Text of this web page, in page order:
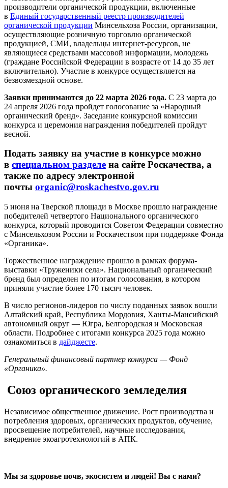
производители органической продукции, включенные
в Единый государственный реестр производителей
органической продукции Минсельхоза России, организации,
осуществляющие розничную торговлю органической
продукцией, СМИ, владельцы интернет-ресурсов, не
являющиеся средствами массовой информации, молодежь
(граждане Российской Федерации в возрасте от 14 до 35 лет
включительно). Участие в конкурсе осуществляется на
безвозмездной основе.
Заявки принимаются до 22 марта 2026 года. С 23 марта до
24 апреля 2026 года пройдет голосование за «Народный
органический бренд». Заседание конкурсной комиссии
конкурса и церемония награждения победителей пройдут
весной.
Подать заявку на участие в конкурсе можно
в специальном разделе на сайте Роскачества, а
также по адресу электронной
почты organic@roskachestvo.gov.ru
5 июня на Тверской площади в Москве прошло награждение
победителей четвертого Национального органического
конкурса, который проводится Советом Федерации совместно
с Минсельхозом России и Роскачеством при поддержке Фонда
«Органика».
Торжественное награждение прошло в рамках форума-
выставки «Труженики села». Национальный органический
бренд был определен по итогам голосования, в котором
приняли участие более 170 тысяч человек.
В число регионов-лидеров по числу поданных заявок вошли
Алтайский край, Республика Мордовия, Ханты-Мансийский
автономный округ — Югра, Белгородская и Московская
области. Подробнее с итогами конкурса 2025 года можно
ознакомиться в дайджесте.
Генеральный финансовый партнер конкурса — Фонд
«Органика».
Союз органического земледелия
Независимое общественное движение. Рост производства и
потребления здоровых, органических продуктов, обучение,
просвещение потребителей, научные исследования,
внедрение экоагротехнологий в АПК.
Мы за здоровье почв, экосистем и людей! Вы с нами?